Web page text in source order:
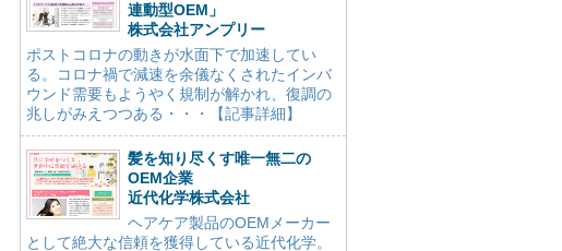
連動型OEM」
株式会社アンプリー
ポストコロナの動きが水面下で加速してい
る。コロナ禍で減速を余儀なくされたインバ
ウンド需要もようやく規制が解かれ、復調の
兆しがみえつつある・・・【記事詳細】
髪を知り尽くす唯一無二の
OEM企業
近代化学株式会社
ヘアケア製品のOEMメーカー
として絶大な信頼を獲得している近代化学。